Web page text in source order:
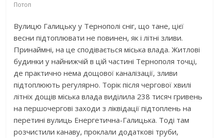
Потоп
Вулицю Галицьку у Тернополі сніг, що тане, цієї
весни підтоплювати не повинен, як і літні зливи.
Принаймні, на це сподівається міська влада. Житлові
будинки у найнижчій в цій частині Тернополя точці,
де практично нема дощової каналізації, зливи
підтоплюють регулярно. Торік після чергової хвилі
літніх дощів міська влада виділила 238 тисяч гривень
на першочергові заходи з ліквідації підтоплень на
перетині вулиць Енергетична-Галицька. Тоді там
розчистили канаву, проклали додаткові труби,